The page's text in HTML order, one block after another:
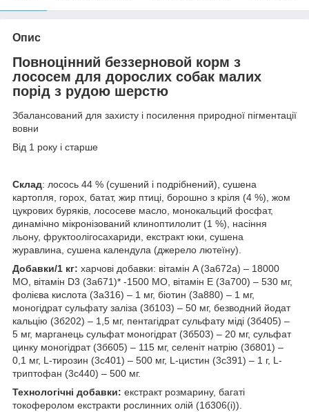
Опис
Повноцінний беззерновой корм з
лососем для дорослих собак малих
порід з рудою шерстю
Збалансований для захисту і посилення природної пігментації
вовни
Від 1 року і старше
Склад: лосось 44 % (сушений і подрібнений), сушена
картопля, горох, батат, жир птиці, борошно з кріля (4 %), жом
цукрових буряків, лососеве масло, монокальций фосфат,
динамічно мікронізований клиноптилолит (1 %), насіння
льону, фруктоолігосахариди, екстракт юки, сушена
журавлина, сушена календула (джерело лютеїну).
Добавки/1 кг: харчові добавки: вітамін A (3a672a) – 18000
МО, вітамін D3 (3a671)* -1500 МО, вітамін E (3a700) – 530 мг,
фолієва кислота (3a316) – 1 мг, біотин (3a880) – 1 мг,
моногідрат сульфату заліза (3б103) – 50 мг, безводний йодат
кальцію (3б202) – 1,5 мг, пентагідрат сульфату міді (3б405) –
5 мг, марганець сульфат моногідрат (3б503) – 20 мг, сульфат
цинку моногідрат (3б605) – 115 мг, селеніт натрію (3б801) –
0,1 мг, L-тирозин (3c401) – 500 мг, L-цистин (3c391) – 1 г, L-
триптофан (3c440) – 500 мг.
Технологічні добавки: екстракт розмарину, багаті
токоферолом екстракти рослинних олій (1б306(і)).